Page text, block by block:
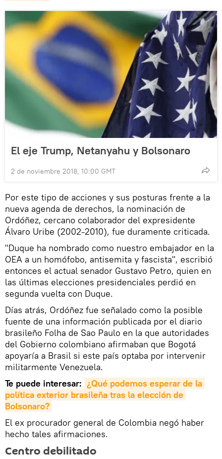
El eje Trump, Netanyahu y Bolsonaro
2 de noviembre 2018, 10:00 GMT
Por este tipo de acciones y sus posturas frente a la
nueva agenda de derechos, la nominación de
Ordóñez, cercano colaborador del expresidente
Álvaro Uribe (2002-2010), fue duramente criticada.
"Duque ha nombrado como nuestro embajador en la
OEA a un homófobo, antisemita y fascista", escribió
entonces el actual senador Gustavo Petro, quien en
las últimas elecciones presidenciales perdió en
segunda vuelta con Duque.
Días atrás, Ordóñez fue señalado como la posible
fuente de una información publicada por el diario
brasileño Folha de Sao Paulo en la que autoridades
del Gobierno colombiano afirmaban que Bogotá
apoyaría a Brasil si este país optaba por intervenir
militarmente Venezuela.
Te puede interesar: ¿Qué podemos esperar de la
política exterior brasileña tras la elección de
Bolsonaro?
El ex procurador general de Colombia negó haber
hecho tales afirmaciones.
Centro debilitado